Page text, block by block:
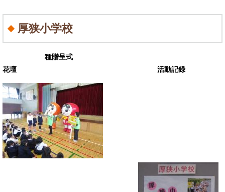
厚狭小学校
種贈呈式
花壇 活動記録